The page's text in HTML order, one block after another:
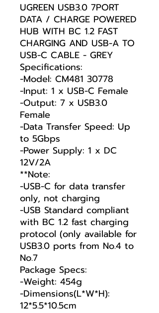
UGREEN USB3.0 7PORT
DATA / CHARGE POWERED
HUB WITH BC 1.2 FAST
CHARGING AND USB-A TO
USB-C CABLE - GREY
Specifications:
-Model: CM481 30778
-Input: 1 x USB-C Female
-Output: 7 x USB3.0
Female
-Data Transfer Speed: Up
to 5Gbps
-Power Supply: 1 x DC
12V/2A
**Note:
-USB-C for data transfer
only, not charging
-USB Standard compliant
with BC 1.2 fast charging
protocol (only available for
USB3.0 ports from No.4 to
No.7
Package Specs:
-Weight: 454g
-Dimensions(L*W*H):
12*5.5*10.5cm